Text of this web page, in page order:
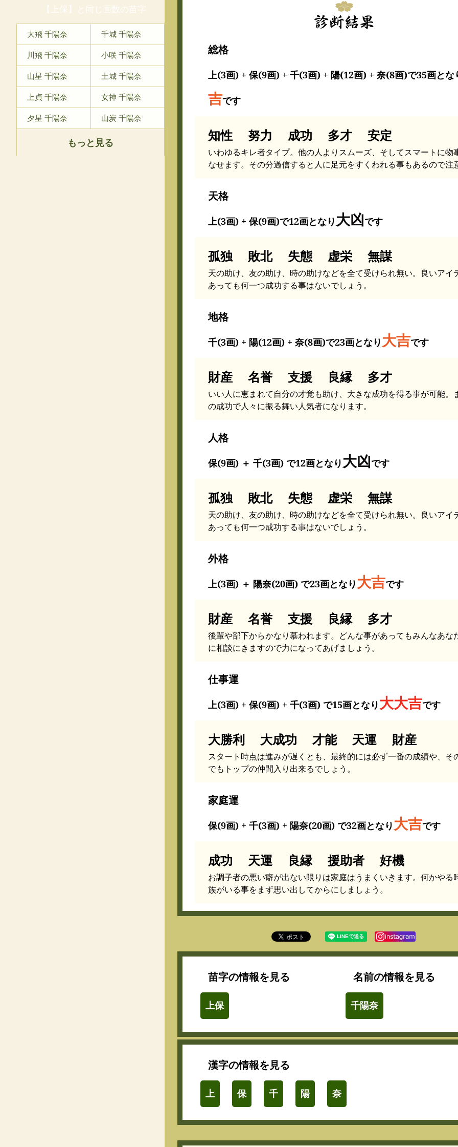
【上保】と同じ画数の苗字
大飛 千陽奈 千城 千陽奈
川飛 千陽奈 小咲 千陽奈
山星 千陽奈 土城 千陽奈
上貞 千陽奈 女神 千陽奈
夕星 千陽奈 山炭 千陽奈
もっと見る
総格
上(3画) + 保(9画) + 千(3画) + 陽(12画) + 奈(8画)で35画とな
吉です
知性 努力 成功 多才 安定
いわゆるキレ者タイプ。他の人よりスムーズ、そしてスマートに物
なせます。その分過信すると人に足元をすくわれる事もあるので注
天格
上(3画) + 保(9画)で12画となり 大凶です
孤独 敗北 失態 虚栄 無謀
天の助け、友の助け、時の助けなどを全て受けられ無い。良いアイ
あっても何一つ成功する事はないでしょう。
地格
千(3画) + 陽(12画) + 奈(8画)で23画となり 大吉です
財産 名誉 支援 良縁 多才
いい人に恵まれて自分の才覚も助け、大きな成功を得る事が可能。
の成功で人々に振る舞い人気者になります。
人格
保(9画) ＋ 千(3画) で12画となり 大凶です
孤独 敗北 失態 虚栄 無謀
天の助け、友の助け、時の助けなどを全て受けられ無い。良いアイ
あっても何一つ成功する事はないでしょう。
外格
上(3画) ＋ 陽奈(20画) で23画となり 大吉です
財産 名誉 支援 良縁 多才
後輩や部下からかなり慕われます。どんな事があってもみんなあな
に相談にきますので力になってあげましょう。
仕事運
上(3画) + 保(9画) + 千(3画) で15画となり 大大吉です
大勝利 大成功 才能 天運 財産
スタート時点は進みが遅くとも、最終的には必ず一番の成績や、そ
でもトップの仲間入り出来るでしょう。
家庭運
保(9画) + 千(3画) + 陽奈(20画) で32画となり 大吉です
成功 天運 良縁 援助者 好機
お調子者の悪い癖が出ない限りは家庭はうまくいきます。何かやる
族がいる事をまず思い出してからにしましょう。
苗字の情報を見る
上保
名前の情報を見る
千陽奈
漢字の情報を見る
上 保 千 陽 奈